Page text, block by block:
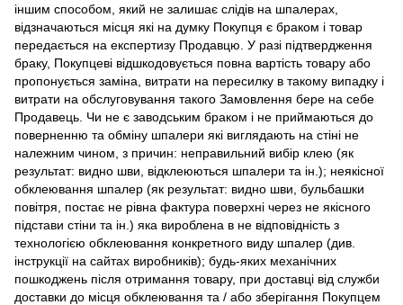
іншим способом, який не залишає слідів на шпалерах,
відзначаються місця які на думку Покупця є браком і товар
передається на експертизу Продавцю. У разі підтвердження
браку, Покупцеві відшкодовується повна вартість товару або
пропонується заміна, витрати на пересилку в такому випадку і
витрати на обслуговування такого Замовлення бере на себе
Продавець. Чи не є заводським браком і не приймаються до
поверненню та обміну шпалери які виглядають на стіні не
належним чином, з причин: неправильний вибір клею (як
результат: видно шви, відклеюються шпалери та ін.); неякісної
обклеювання шпалер (як результат: видно шви, бульбашки
повітря, постає не рівна фактура поверхні через не якісного
підстави стіни та ін.) яка вироблена в не відповідність з
технологією обклеювання конкретного виду шпалер (див.
інструкції на сайтах виробників); будь-яких механічних
пошкоджень після отримання товару, при доставці від служби
доставки до місця обклеювання та / або зберігання Покупцем